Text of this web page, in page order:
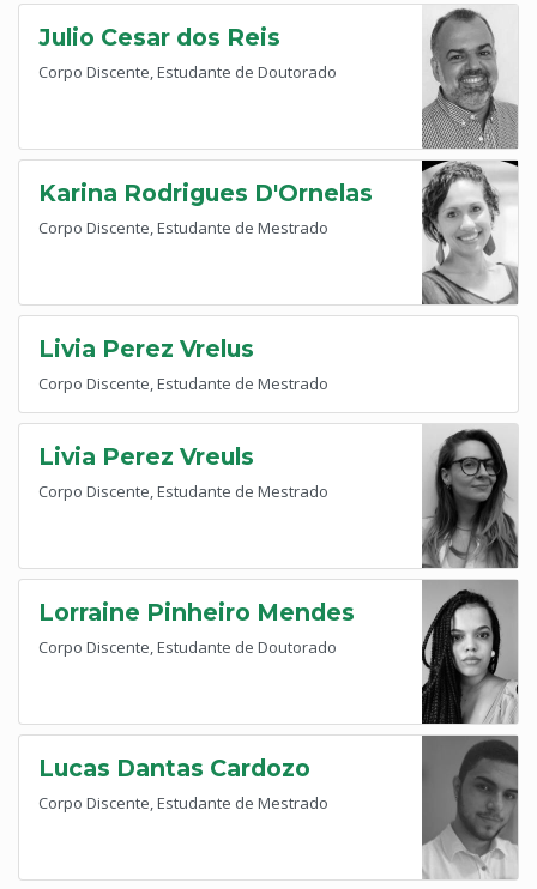
Julio Cesar dos Reis
Corpo Discente, Estudante de Doutorado
Karina Rodrigues D'Ornelas
Corpo Discente, Estudante de Mestrado
Livia Perez Vrelus
Corpo Discente, Estudante de Mestrado
Livia Perez Vreuls
Corpo Discente, Estudante de Mestrado
Lorraine Pinheiro Mendes
Corpo Discente, Estudante de Doutorado
Lucas Dantas Cardozo
Corpo Discente, Estudante de Mestrado